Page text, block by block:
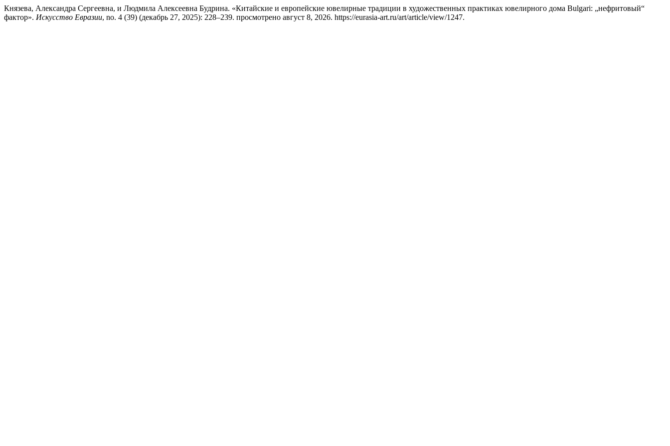
Князева, Александра Сергеевна, и Людмила Алексеевна Будрина. «Китайские и европейские ювелирные традиции в художественных практиках ювелирного дома Bulgari: „нефритовый“
фактор». Искусство Евразии, no. 4 (39) (декабрь 27, 2025): 228–239. просмотрено август 8, 2026. https://eurasia-art.ru/art/article/view/1247.